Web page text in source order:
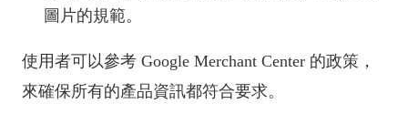
圖片的規範。
使用者可以參考 Google Merchant Center 的政策，
來確保所有的產品資訊都符合要求。